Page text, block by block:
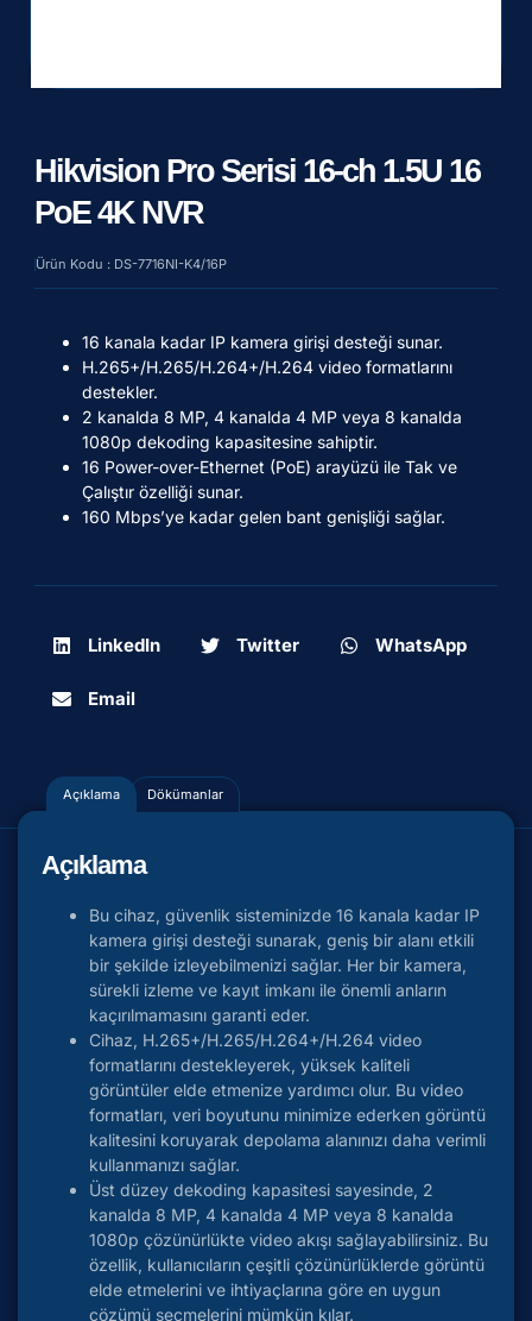
Hikvision Pro Serisi 16-ch 1.5U 16
PoE 4K NVR
Ürün Kodu : DS-7716NI-K4/16P
16 kanala kadar IP kamera girişi desteği sunar.
H.265+/H.265/H.264+/H.264 video formatlarını
destekler.
2 kanalda 8 MP, 4 kanalda 4 MP veya 8 kanalda
1080p dekoding kapasitesine sahiptir.
16 Power-over-Ethernet (PoE) arayüzü ile Tak ve
Çalıştır özelliği sunar.
160 Mbps’ye kadar gelen bant genişliği sağlar.
LinkedIn Twitter WhatsApp
Email
Açıklama Dökümanlar
Açıklama
Bu cihaz, güvenlik sisteminizde 16 kanala kadar IP
kamera girişi desteği sunarak, geniş bir alanı etkili
bir şekilde izleyebilmenizi sağlar. Her bir kamera,
sürekli izleme ve kayıt imkanı ile önemli anların
kaçırılmamasını garanti eder.
Cihaz, H.265+/H.265/H.264+/H.264 video
formatlarını destekleyerek, yüksek kaliteli
görüntüler elde etmenize yardımcı olur. Bu video
formatları, veri boyutunu minimize ederken görüntü
kalitesini koruyarak depolama alanınızı daha verimli
kullanmanızı sağlar.
Üst düzey dekoding kapasitesi sayesinde, 2
kanalda 8 MP, 4 kanalda 4 MP veya 8 kanalda
1080p çözünürlükte video akışı sağlayabilirsiniz. Bu
özellik, kullanıcıların çeşitli çözünürlüklerde görüntü
elde etmelerini ve ihtiyaçlarına göre en uygun
çözümü seçmelerini mümkün kılar.